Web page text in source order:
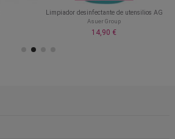
Limpiador desinfectante de utensilios AG
Asuer Group
14,90 €